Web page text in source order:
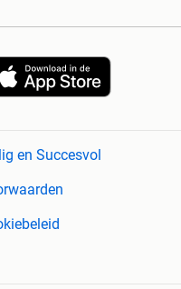
en Succesvol